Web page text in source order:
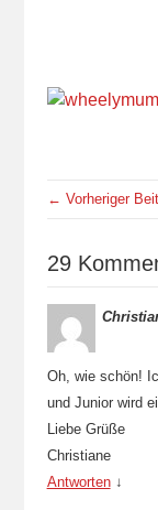
← Vorheriger
29
Oh, wie schön!
und Junior wird
Liebe Grüße
Christiane
Antworten ↓